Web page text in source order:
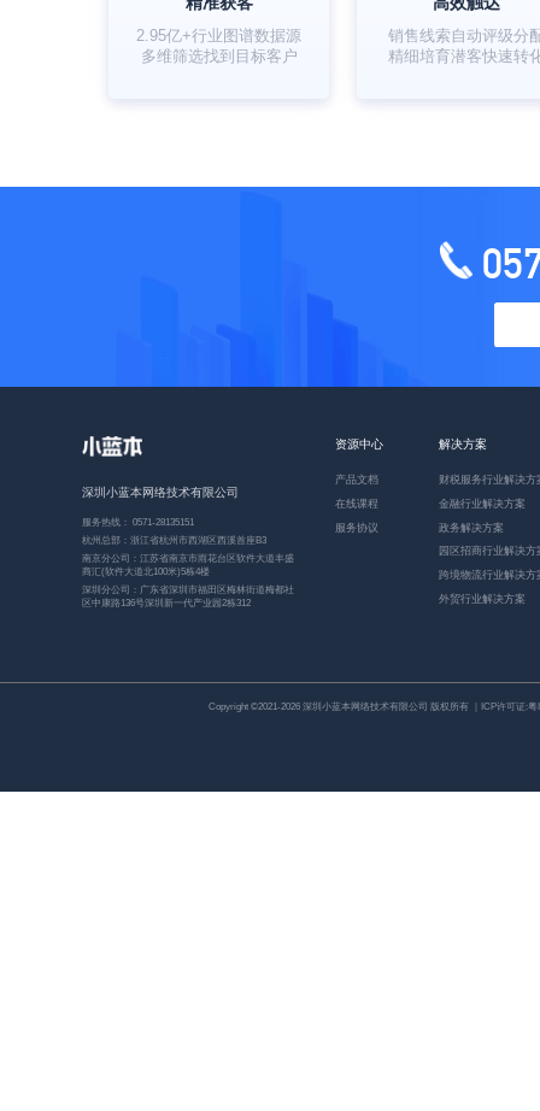
2.95亿+行业图谱数据源
多维筛选找到目标客户
销售线索自动评级分
精细培育潜客快速转
深圳小蓝本网络技术有限公司
服务热线： 0571-28135151
杭州总部：浙江省杭州市西湖区西溪首座B3
南京分公司：江苏省南京市雨花台区软件大道丰盛
商汇(软件大道北100米)5栋4楼
深圳分公司：广东省深圳市福田区梅林街道梅都社
区中康路136号深圳新一代产业园2栋312
资源中心
产品文档
在线课程
服务协议
解决方案
财税服务行业解决方
金融行业解决方案
政务解决方案
园区招商行业解决方
跨境物流行业解决方
外贸行业解决方案
Copyright ©2021-2026 深圳小蓝本网络技术有限公司 版权所有 ｜ICP许可证:粤